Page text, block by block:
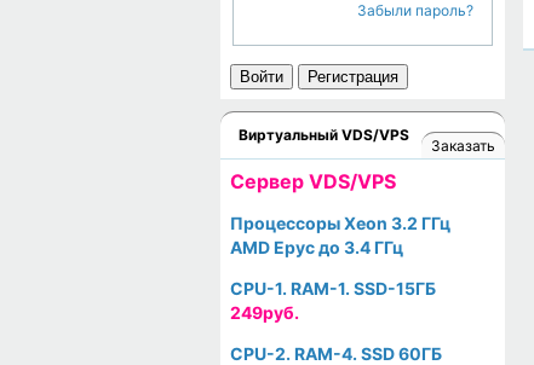
Забыли пароль?
Войти Регистрация
Виртуальный VDS/VPS
Заказать
Cервер VDS/VPS
Процессоры Xeon 3.2 ГГц
AMD Epyc до 3.4 ГГц
CPU-1. RAM-1. SSD-15ГБ
249руб.
CPU-2. RAM-4. SSD 60ГБ